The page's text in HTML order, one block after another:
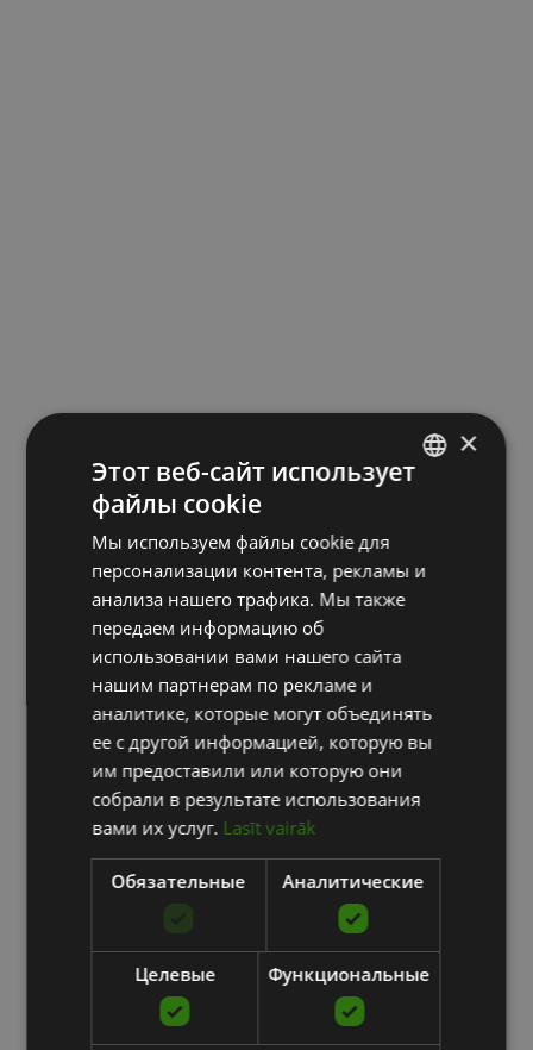
×
Этот веб-сайт использует
файлы cookie
Мы используем файлы cookie для
персонализации контента, рекламы и
анализа нашего трафика. Мы также
передаем информацию об
использовании вами нашего сайта
нашим партнерам по рекламе и
аналитике, которые могут объединять
ее с другой информацией, которую вы
им предоставили или которую они
собрали в результате использования
вами их услуг. Lasīt vairāk
Обязательные Аналитические
Целевые Функциональные